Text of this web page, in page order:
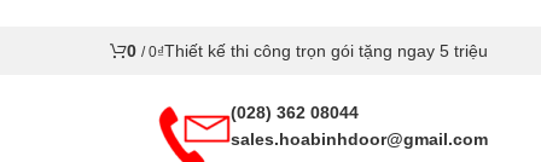
0 / 0₫Thiết kế thi công trọn gói tặng ngay 5 triệu
(028) 362 08044
sales.hoabinhdoor@gmail.com